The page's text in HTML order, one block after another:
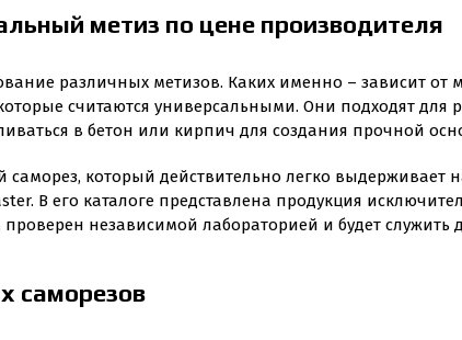
метиз по цене производителя
различных метизов. Каких именно – зависит
считаются универсальными. Они подходят для
в бетон или кирпич для создания прочной
который действительно легко выдерживает
В его каталоге представлена продукция
независимой лабораторией и будет служить
саморезов